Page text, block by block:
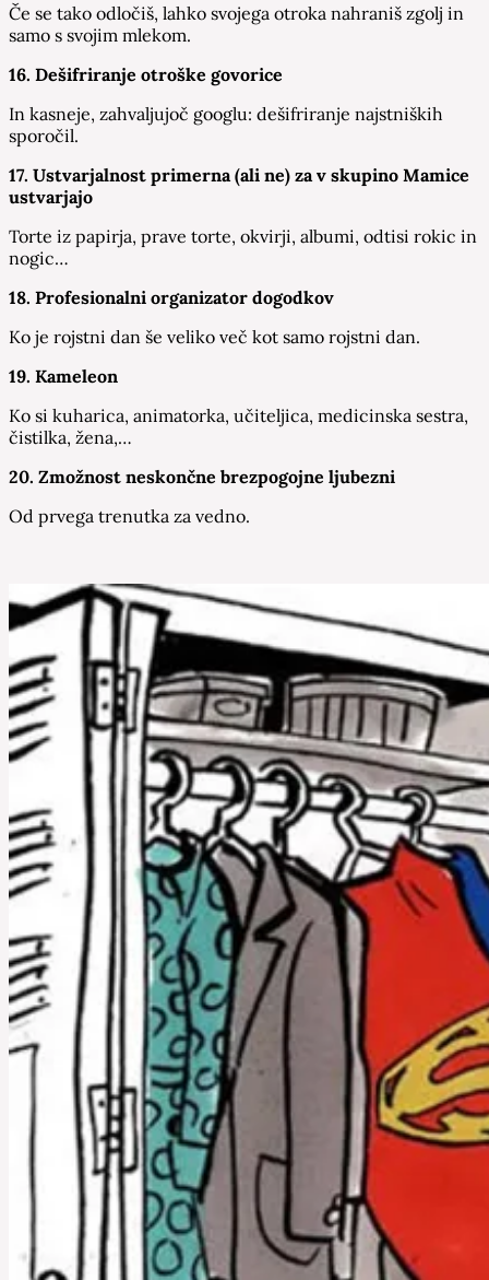
Če se tako odločiš, lahko svojega otroka nahraniš zgolj in
samo s svojim mlekom.
16. Dešifriranje otroške govorice
In kasneje, zahvaljujoč googlu: dešifriranje najstniških
sporočil.
17. Ustvarjalnost primerna (ali ne) za v skupino Mamice
ustvarjajo
Torte iz papirja, prave torte, okvirji, albumi, odtisi rokic in
nogic…
18. Profesionalni organizator dogodkov
Ko je rojstni dan še veliko več kot samo rojstni dan.
19. Kameleon
Ko si kuharica, animatorka, učiteljica, medicinska sestra,
čistilka, žena,…
20. Zmožnost neskončne brezpogojne ljubezni
Od prvega trenutka za vedno.